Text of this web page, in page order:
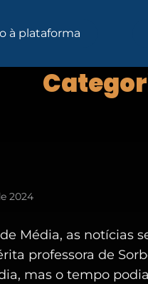
à plataforma
2024
Média, as notícias
professora de
mas o tempo